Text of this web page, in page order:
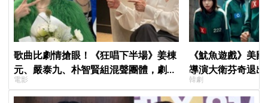
歌曲比劇情搶眼！《狂唱下半場》姜棟
元、嚴泰九、朴智賢組混聲團體，劇中
曲《Love Is》超洗腦
電影
《魷魚遊戲》美
導演大衛芬奇退
聞也破局
韓劇